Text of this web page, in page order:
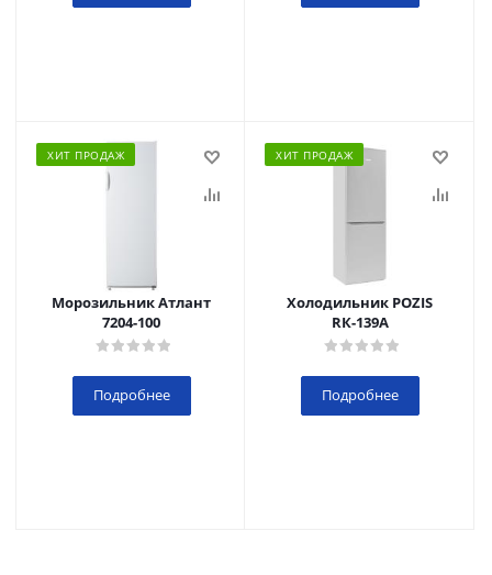
ХИТ ПРОДАЖ
Морозильник Атлант
7204-100
Подробнее
ХИТ ПРОДАЖ
Холодильник POZIS
RК-139А
Подробнее